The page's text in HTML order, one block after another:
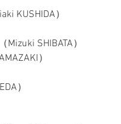
KUSHIDA）
SHIBATA）
）
）